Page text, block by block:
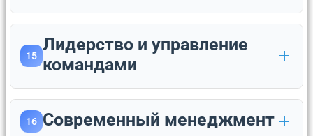
15
Лидерство и управление
командами
16 Современный менеджмент